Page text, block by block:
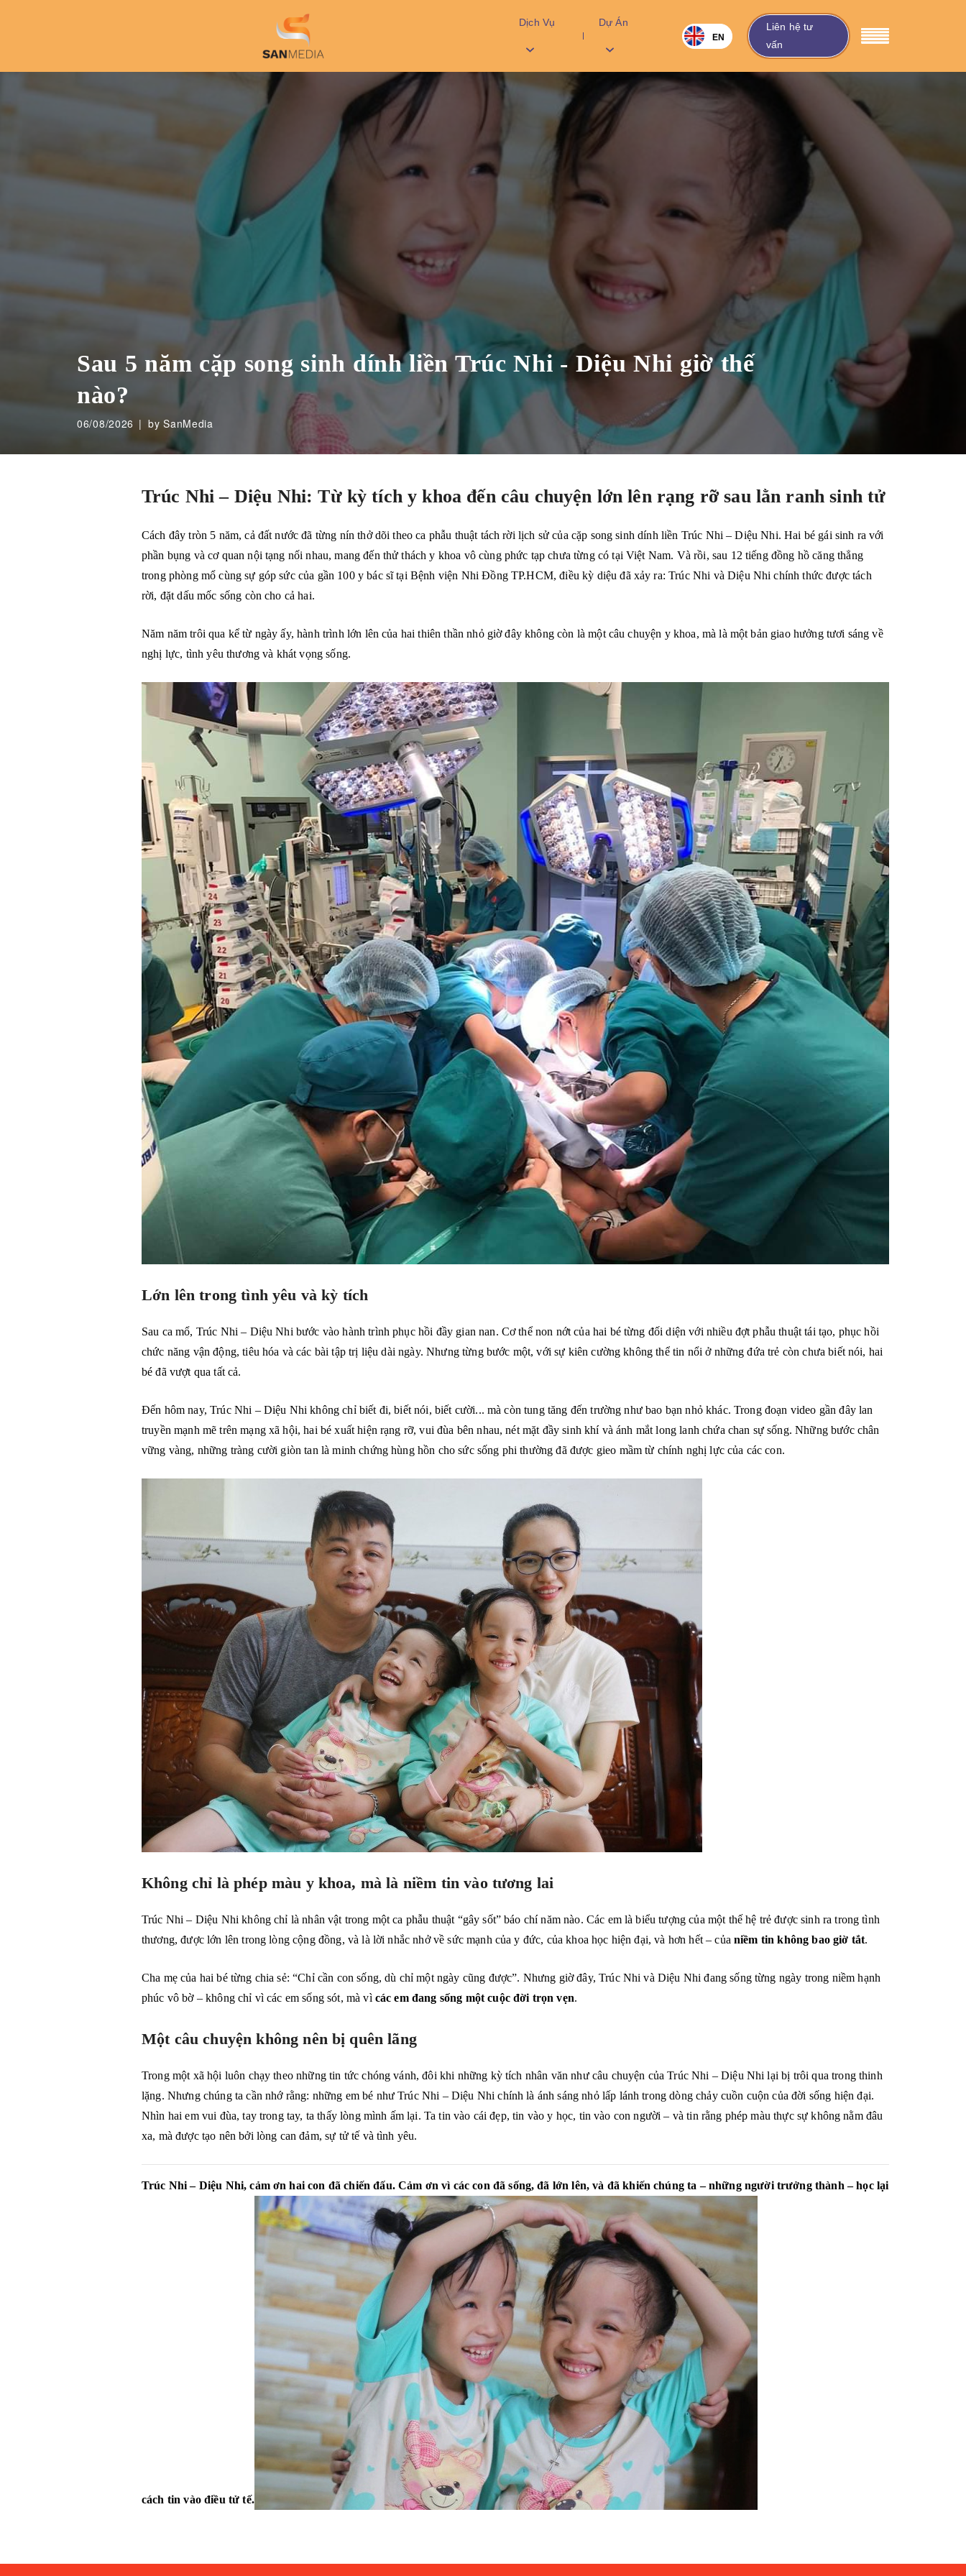
Dịch Vụ Dự Án
VIE EN
Liên hệ tư
vấn
Sau 5 năm cặp song sinh dính liền Trúc Nhi - Diệu Nhi giờ thế
nào?
06/08/2026 by SanMedia
Trúc Nhi – Diệu Nhi: Từ kỳ tích y khoa đến câu chuyện lớn lên rạng rỡ sau lằn ranh sinh tử
Cách đây tròn 5 năm, cả đất nước đã từng nín thở dõi theo ca phẫu thuật tách rời lịch sử của cặp song sinh dính liền Trúc Nhi – Diệu Nhi. Hai bé gái sinh ra với
phần bụng và cơ quan nội tạng nối nhau, mang đến thử thách y khoa vô cùng phức tạp chưa từng có tại Việt Nam. Và rồi, sau 12 tiếng đồng hồ căng thẳng
trong phòng mổ cùng sự góp sức của gần 100 y bác sĩ tại Bệnh viện Nhi Đồng TP.HCM, điều kỳ diệu đã xảy ra: Trúc Nhi và Diệu Nhi chính thức được tách
rời, đặt dấu mốc sống còn cho cả hai.
Năm năm trôi qua kể từ ngày ấy, hành trình lớn lên của hai thiên thần nhỏ giờ đây không còn là một câu chuyện y khoa, mà là một bản giao hưởng tươi sáng về
nghị lực, tình yêu thương và khát vọng sống.
Lớn lên trong tình yêu và kỳ tích
Sau ca mổ, Trúc Nhi – Diệu Nhi bước vào hành trình phục hồi đầy gian nan. Cơ thể non nớt của hai bé từng đối diện với nhiều đợt phẫu thuật tái tạo, phục hồi
chức năng vận động, tiêu hóa và các bài tập trị liệu dài ngày. Nhưng từng bước một, với sự kiên cường không thể tin nổi ở những đứa trẻ còn chưa biết nói, hai
bé đã vượt qua tất cả.
Đến hôm nay, Trúc Nhi – Diệu Nhi không chỉ biết đi, biết nói, biết cười... mà còn tung tăng đến trường như bao bạn nhỏ khác. Trong đoạn video gần đây lan
truyền mạnh mẽ trên mạng xã hội, hai bé xuất hiện rạng rỡ, vui đùa bên nhau, nét mặt đầy sinh khí và ánh mắt long lanh chứa chan sự sống. Những bước chân
vững vàng, những tràng cười giòn tan là minh chứng hùng hồn cho sức sống phi thường đã được gieo mầm từ chính nghị lực của các con.
Không chỉ là phép màu y khoa, mà là niềm tin vào tương lai
Trúc Nhi – Diệu Nhi không chỉ là nhân vật trong một ca phẫu thuật “gây sốt” báo chí năm nào. Các em là biểu tượng của một thế hệ trẻ được sinh ra trong tình
thương, được lớn lên trong lòng cộng đồng, và là lời nhắc nhở về sức mạnh của y đức, của khoa học hiện đại, và hơn hết – của niềm tin không bao giờ tắt.
Cha mẹ của hai bé từng chia sẻ: “Chỉ cần con sống, dù chỉ một ngày cũng được”. Nhưng giờ đây, Trúc Nhi và Diệu Nhi đang sống từng ngày trong niềm hạnh
phúc vô bờ – không chỉ vì các em sống sót, mà vì các em đang sống một cuộc đời trọn vẹn.
Một câu chuyện không nên bị quên lãng
Trong một xã hội luôn chạy theo những tin tức chóng vánh, đôi khi những kỳ tích nhân văn như câu chuyện của Trúc Nhi – Diệu Nhi lại bị trôi qua trong thinh
lặng. Nhưng chúng ta cần nhớ rằng: những em bé như Trúc Nhi – Diệu Nhi chính là ánh sáng nhỏ lấp lánh trong dòng chảy cuồn cuộn của đời sống hiện đại.
Nhìn hai em vui đùa, tay trong tay, ta thấy lòng mình ấm lại. Ta tin vào cái đẹp, tin vào y học, tin vào con người – và tin rằng phép màu thực sự không nằm đâu
xa, mà được tạo nên bởi lòng can đảm, sự tử tế và tình yêu.
Trúc Nhi – Diệu Nhi, cảm ơn hai con đã chiến đấu. Cảm ơn vì các con đã sống, đã lớn lên, và đã khiến chúng ta – những người trưởng thành – học lại
cách tin vào điều tử tế.